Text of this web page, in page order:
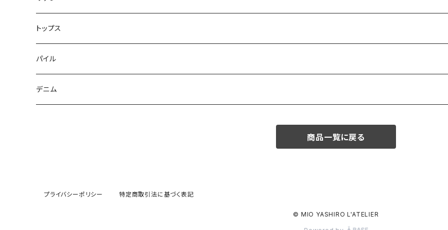
トップス
パイル
デニム
商品一覧に戻る
プライバシーポリシー 特定商取引法に基づく表記
© MIO YASHIRO L'ATELIER